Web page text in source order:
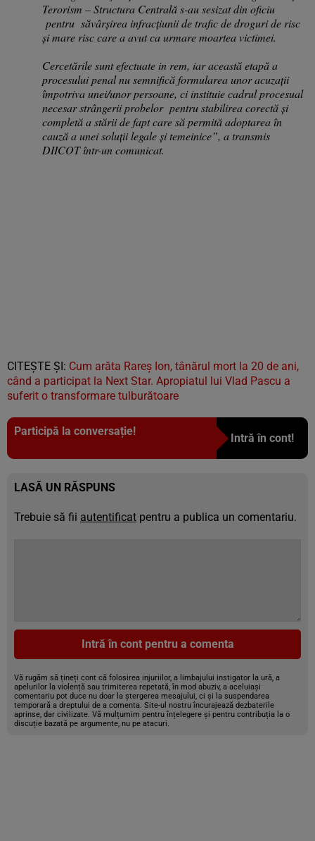
Terorism – Structura Centrală s-au sesizat din oficiu
pentru săvârșirea infracțiunii de trafic de droguri de risc
și mare risc care a avut ca urmare moartea victimei.
Cercetările sunt efectuate in rem, iar această etapă a
procesului penal nu semnifică formularea unor acuzații
împotriva unei/unor persoane, ci instituie cadrul procesual
necesar strângerii probelor pentru stabilirea corectă și
completă a stării de fapt care să permită adoptarea în
cauză a unei soluții legale și temeinice”, a transmis
DIICOT într-un comunicat.
CITEȘTE ȘI: Cum arăta Rareș Ion, tânărul mort la 20 de ani,
când a participat la Next Star. Apropiatul lui Vlad Pascu a
suferit o transformare tulburătoare
Participă la conversație!
Intră în cont!
LASĂ UN RĂSPUNS
Trebuie să fii autentificat pentru a publica un comentariu.
Intră în cont pentru a comenta
Vă rugăm să țineți cont că folosirea injuriilor, a limbajului instigator la ură, a
apelurilor la violență sau trimiterea repetată, în mod abuziv, a aceluiași
comentariu pot duce nu doar la ștergerea mesajului, ci și la suspendarea
temporară a dreptului de a comenta. Site-ul nostru încurajează dezbaterile
aprinse, dar civilizate. Vă mulțumim pentru înțelegere și pentru contribuția la o
discuție bazată pe argumente, nu pe atacuri.